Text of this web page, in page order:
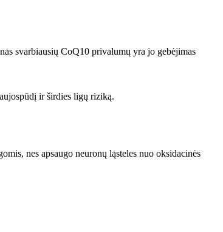
svarbiausių CoQ10 privalumų yra jo gebėjimas
ir širdies ligų riziką.
nes apsaugo neuronų ląsteles nuo oksidacinės